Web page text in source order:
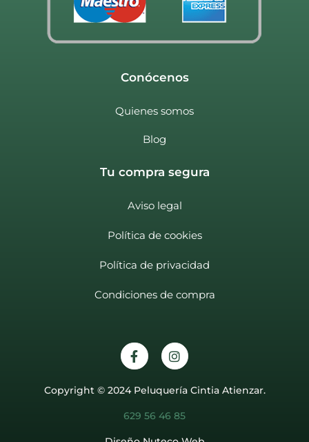
Conócenos
Quienes somos
Blog
Tu compra segura
Aviso legal
Política de cookies
Política de privacidad
Condiciones de compra
Copyright © 2024 Peluquería Cintia Atienzar.
629 56 46 85